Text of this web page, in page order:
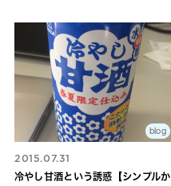
blog
2015.07.31
冷やし甘酒という誘惑【シンプルか